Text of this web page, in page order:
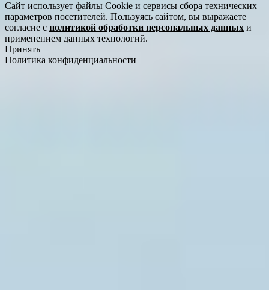
Сайт использует файлы Cookie и сервисы сбора технических
параметров посетителей. Пользуясь сайтом, вы выражаете
согласие с политикой обработки персональных данных и
применением данных технологий.
Принять
Политика конфиденциальности